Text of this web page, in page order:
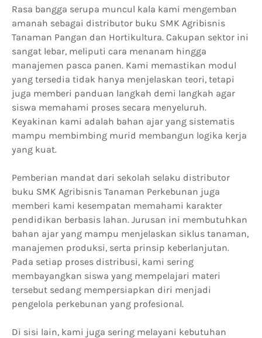
Rasa bangga serupa muncul kala kami mengemban
amanah sebagai distributor buku SMK Agribisnis
Tanaman Pangan dan Hortikultura. Cakupan sektor ini
sangat lebar, meliputi cara menanam hingga
manajemen pasca panen. Kami memastikan modul
yang tersedia tidak hanya menjelaskan teori, tetapi
juga memberi panduan langkah demi langkah agar
siswa memahami proses secara menyeluruh.
Keyakinan kami adalah bahan ajar yang sistematis
mampu membimbing murid membangun logika kerja
yang kuat.
Pemberian mandat dari sekolah selaku distributor
buku SMK Agribisnis Tanaman Perkebunan juga
memberi kami kesempatan memahami karakter
pendidikan berbasis lahan. Jurusan ini membutuhkan
bahan ajar yang mampu menjelaskan siklus tanaman,
manajemen produksi, serta prinsip keberlanjutan.
Pada setiap proses distribusi, kami sering
membayangkan siswa yang mempelajari materi
tersebut sedang mempersiapkan diri menjadi
pengelola perkebunan yang profesional.
Di sisi lain, kami juga sering melayani kebutuhan